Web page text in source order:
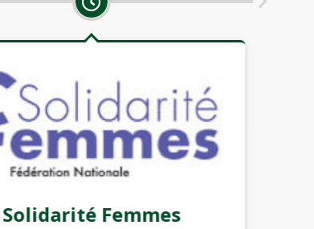
Solidarité Femmes